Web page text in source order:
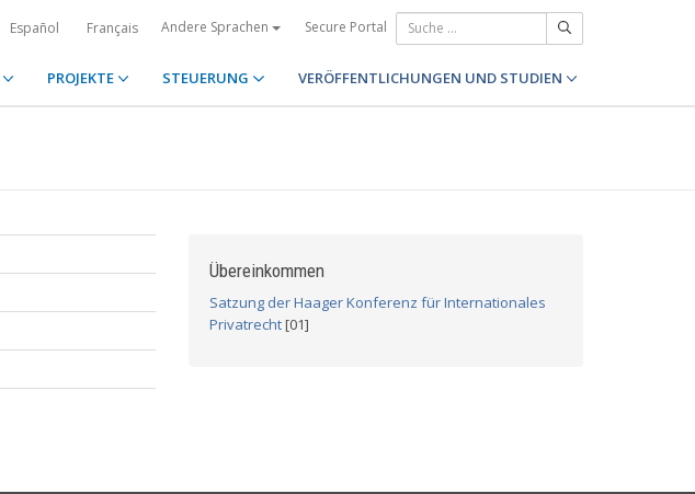
Español Français Andere Sprachen Secure Portal
PROJEKTE STEUERUNG VERÖFFENTLICHUNGEN UND STUDIEN
Übereinkommen
Satzung der Haager Konferenz für Internationales
Privatrecht[01]